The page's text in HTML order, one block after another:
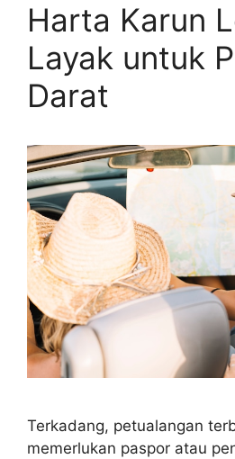
Harta Karun
Layak untuk
Darat
Terkadang, petualangan
memerlukan paspor atau